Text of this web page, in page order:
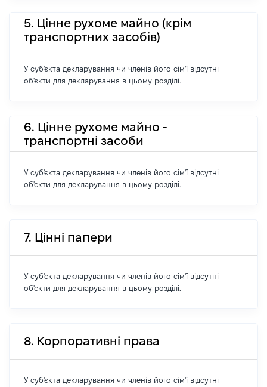
5. Цінне рухоме майно (крім
транспортних засобів)
У суб'єкта декларування чи членів його сім'ї відсутні
об'єкти для декларування в цьому розділі.
6. Цінне рухоме майно -
транспортні засоби
У суб'єкта декларування чи членів його сім'ї відсутні
об'єкти для декларування в цьому розділі.
7. Цінні папери
У суб'єкта декларування чи членів його сім'ї відсутні
об'єкти для декларування в цьому розділі.
8. Корпоративні права
У суб'єкта декларування чи членів його сім'ї відсутні